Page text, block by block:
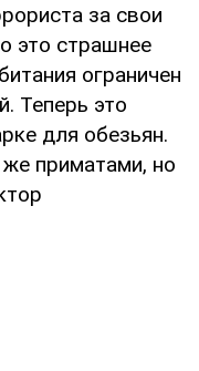
за свои
это страшнее
ограничен
Теперь это
для обезьян.
приматами, но